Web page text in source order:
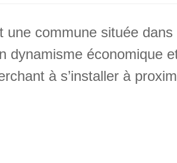
une commune située
dynamisme économique
à s’installer à